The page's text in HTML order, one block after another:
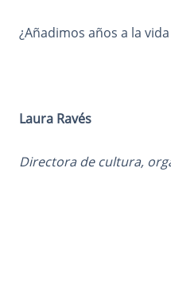
¿Añadimos años a la
Laura Ravés
Directora de cultura,